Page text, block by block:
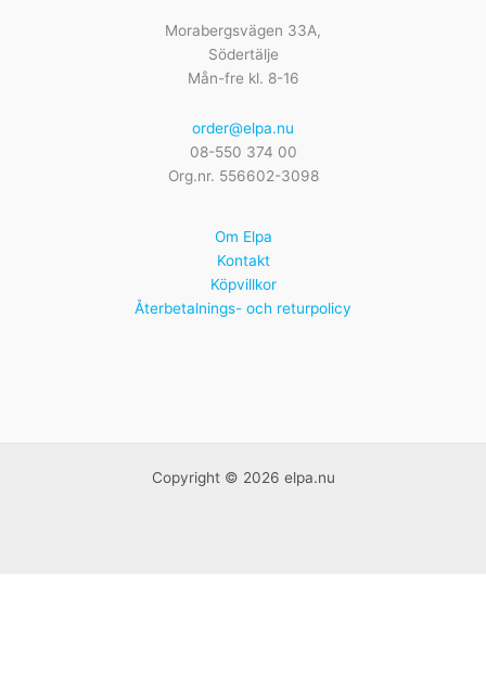
Morabergsvägen 33A,
Södertälje
Mån-fre kl. 8-16
order@elpa.nu
08-550 374 00
Org.nr. 556602-3098
Om Elpa
Kontakt
Köpvillkor
Återbetalnings- och returpolicy
Copyright © 2026 elpa.nu